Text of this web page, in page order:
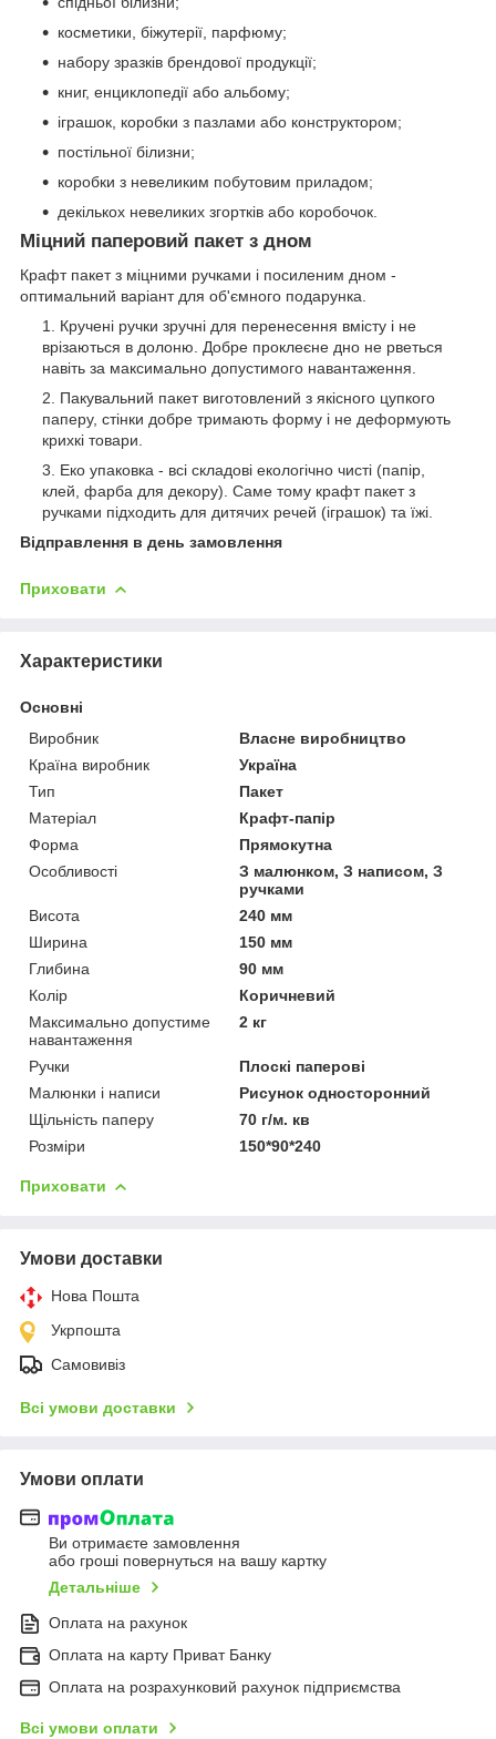
косметики, біжутерії, парфюму;
набору зразків брендової продукції;
книг, енциклопедії або альбому;
іграшок, коробки з пазлами або конструктором;
постільної білизни;
коробки з невеликим побутовим приладом;
декількох невеликих згортків або коробочок.
Міцний паперовий пакет з дном
Крафт пакет з міцними ручками і посиленим дном -
оптимальний варіант для об'ємного подарунка.
Кручені ручки зручні для перенесення вмісту і не
врізаються в долоню. Добре проклеєне дно не рветься
навіть за максимально допустимого навантаження.
Пакувальний пакет виготовлений з якісного цупкого
паперу, стінки добре тримають форму і не деформують
крихкі товари.
Еко упаковка - всі складові екологічно чисті (папір,
клей, фарба для декору). Саме тому крафт пакет з
ручками підходить для дитячих речей (іграшок) та їжі.
Відправлення в день замовлення
Приховати
Характеристики
Основні
Виробник
Власне виробництво
Країна виробник
Україна
Тип
Пакет
Матеріал
Крафт-папір
Форма
Прямокутна
Особливості
З малюнком, З написом, З
ручками
Висота
240 мм
Ширина
150 мм
Глибина
90 мм
Колір
Коричневий
Максимально допустиме
навантаження
2 кг
Ручки
Плоскі паперові
Малюнки і написи
Рисунок односторонний
Щільність паперу
70 г/м. кв
Розміри
150*90*240
Приховати
Умови доставки
Нова Пошта
Укрпошта
Самовивіз
Всі умови доставки
Умови оплати
Ви отримаєте замовлення
або гроші повернуться на вашу картку
Детальніше
Оплата на рахунок
Оплата на карту Приват Банку
Оплата на розрахунковий рахунок підприємства
Всі умови оплати